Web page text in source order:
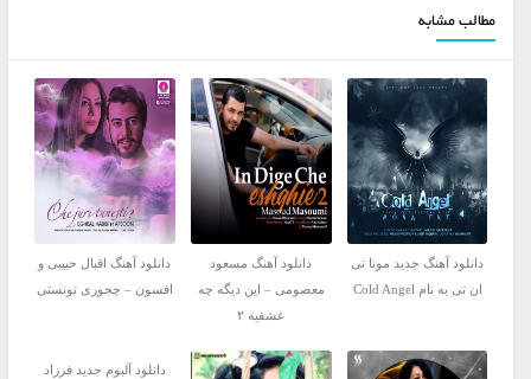
مطالب مشابه
دانلود آهنگ جدید مونا تی
ان تی به نام Cold Angel
دانلود آهنگ مسعود
معصومی – این دیگه چه
عشقیه ۲
دانلود آهنگ اقبال حبیبی و
افسون – چجوری تونستی
دانلود آلبوم جدید فرزاد